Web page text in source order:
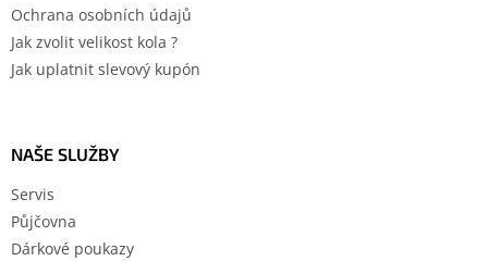
Ochrana osobních údajů
Jak zvolit velikost kola ?
Jak uplatnit slevový kupón
NAŠE SLUŽBY
Servis
Půjčovna
Dárkové poukazy